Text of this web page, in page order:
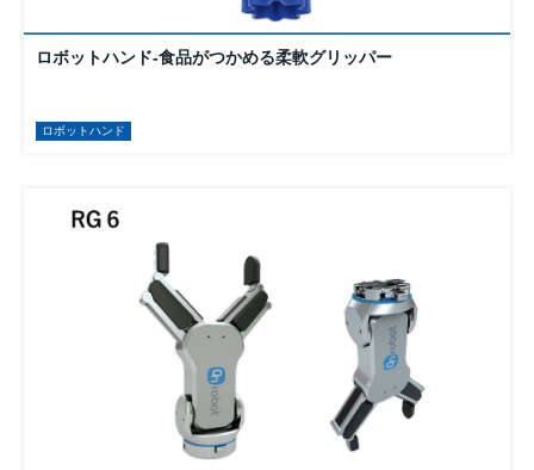
ロボットハンド-食品がつかめる柔軟グリッパー
ロボットハンド